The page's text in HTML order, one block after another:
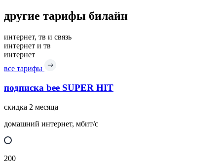
другие тарифы билайн
интернет, тв и связь
интернет и тв
интернет
все тарифы
подписка bee SUPER HIT
скидка 2 месяца
домашний интернет, мбит/с
200